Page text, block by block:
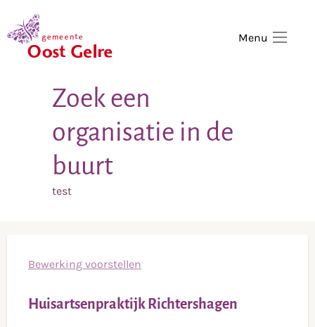
Menu
Zoek een
organisatie in de
buurt
test
Bewerking voorstellen
Huisartsenpraktijk Richtershagen